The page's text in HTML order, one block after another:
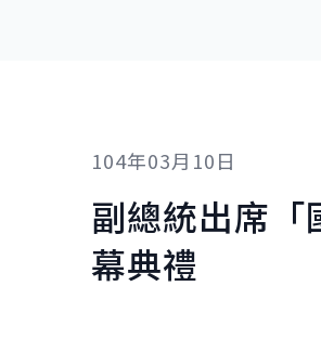
104年03月10日
副總統出席
幕典禮